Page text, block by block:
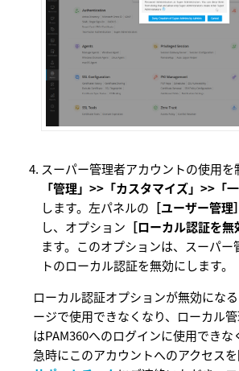
スーパー管理者アカウントの使用を
「管理」>>「カスタマイズ」>>「一
します。左パネルの ［ユーザー管理］
し、オプション ［ローカル認証を無
ます。このオプションは、スーパー
トのローカル認証を無効にします。
ローカル認証オプションが無効にな
ージで使用できなくなり、ローカル
はPAM360へのログインに使用できな
急時にこのアカウントへのアクセスを